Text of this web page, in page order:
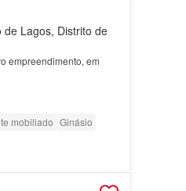
Lagos, Distrito de
empreendimento, em
mobiliado Ginásio